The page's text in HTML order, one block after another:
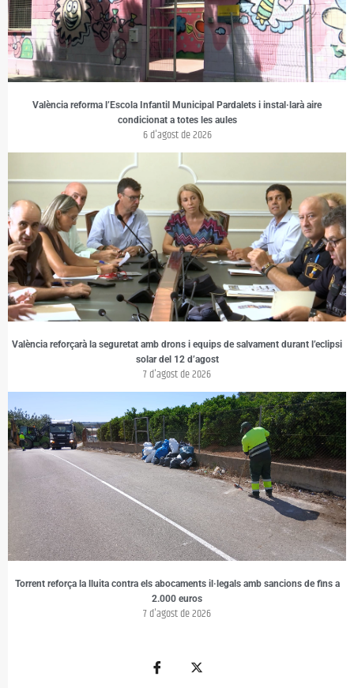
València reforma l’Escola Infantil Municipal Pardalets i instal·larà aire
condicionat a totes les aules
6 d'agost de 2026
València reforçarà la seguretat amb drons i equips de salvament durant l’eclipsi
solar del 12 d’agost
7 d'agost de 2026
Torrent reforça la lluita contra els abocaments il·legals amb sancions de fins a
2.000 euros
7 d'agost de 2026